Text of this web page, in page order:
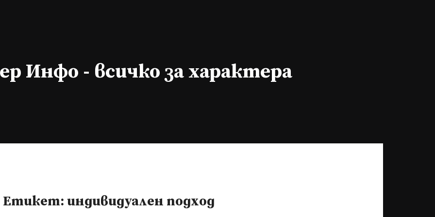
Инфо - всичко за характера
Етикет: индивидуален подход